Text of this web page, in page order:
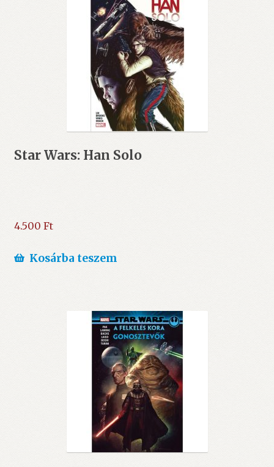
Star Wars: Han Solo
4.500 Ft
Kosárba teszem